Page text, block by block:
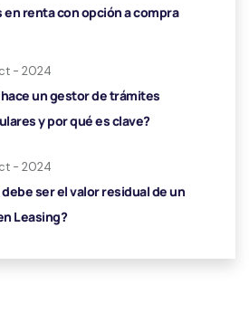
en renta con opción a compra
- 2024
un gestor de trámites
y por qué es clave?
- 2024
debe ser el valor residual de un
Leasing?